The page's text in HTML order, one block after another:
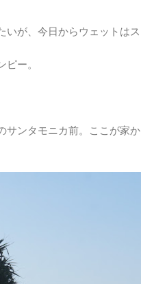
が、今日からウェットはス
ー。
ンタモニカ前。ここが家か